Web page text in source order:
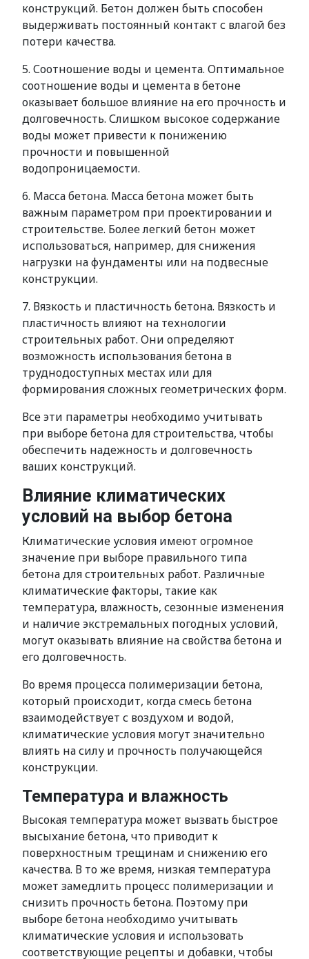
конструкций. Бетон должен быть способен
выдерживать постоянный контакт с влагой без
потери качества.
5. Соотношение воды и цемента. Оптимальное
соотношение воды и цемента в бетоне
оказывает большое влияние на его прочность и
долговечность. Слишком высокое содержание
воды может привести к понижению
прочности и повышенной
водопроницаемости.
6. Масса бетона. Масса бетона может быть
важным параметром при проектировании и
строительстве. Более легкий бетон может
использоваться, например, для снижения
нагрузки на фундаменты или на подвесные
конструкции.
7. Вязкость и пластичность бетона. Вязкость и
пластичность влияют на технологии
строительных работ. Они определяют
возможность использования бетона в
труднодоступных местах или для
формирования сложных геометрических форм.
Все эти параметры необходимо учитывать
при выборе бетона для строительства, чтобы
обеспечить надежность и долговечность
ваших конструкций.
Влияние климатических
условий на выбор бетона
Климатические условия имеют огромное
значение при выборе правильного типа
бетона для строительных работ. Различные
климатические факторы, такие как
температура, влажность, сезонные изменения
и наличие экстремальных погодных условий,
могут оказывать влияние на свойства бетона и
его долговечность.
Во время процесса полимеризации бетона,
который происходит, когда смесь бетона
взаимодействует с воздухом и водой,
климатические условия могут значительно
влиять на силу и прочность получающейся
конструкции.
Температура и влажность
Высокая температура может вызвать быстрое
высыхание бетона, что приводит к
поверхностным трещинам и снижению его
качества. В то же время, низкая температура
может замедлить процесс полимеризации и
снизить прочность бетона. Поэтому при
выборе бетона необходимо учитывать
климатические условия и использовать
соответствующие рецепты и добавки, чтобы